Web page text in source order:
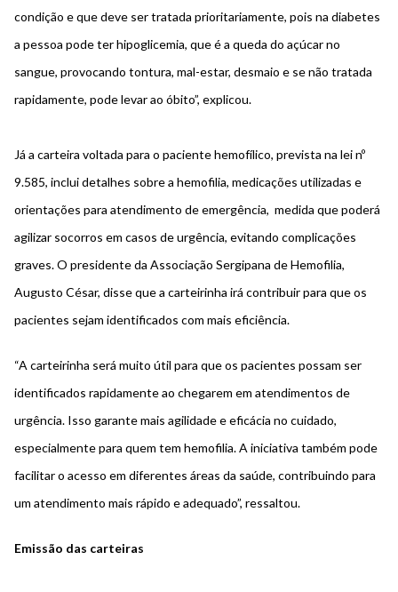
condição e que deve ser tratada prioritariamente, pois na diabetes
a pessoa pode ter hipoglicemia, que é a queda do açúcar no
sangue, provocando tontura, mal-estar, desmaio e se não tratada
rapidamente, pode levar ao óbito”, explicou.
Já a carteira voltada para o paciente hemofílico, prevista na lei nº
9.585, inclui detalhes sobre a hemofilia, medicações utilizadas e
orientações para atendimento de emergência, medida que poderá
agilizar socorros em casos de urgência, evitando complicações
graves. O presidente da Associação Sergipana de Hemofilia,
Augusto César, disse que a carteirinha irá contribuir para que os
pacientes sejam identificados com mais eficiência.
“A carteirinha será muito útil para que os pacientes possam ser
identificados rapidamente ao chegarem em atendimentos de
urgência. Isso garante mais agilidade e eficácia no cuidado,
especialmente para quem tem hemofilia. A iniciativa também pode
facilitar o acesso em diferentes áreas da saúde, contribuindo para
um atendimento mais rápido e adequado”, ressaltou.
Emissão das carteiras